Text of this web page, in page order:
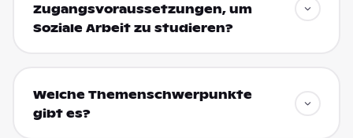
Zugangsvoraussetzungen, um
Soziale Arbeit zu studieren?
Welche Themenschwerpunkte
gibt es?